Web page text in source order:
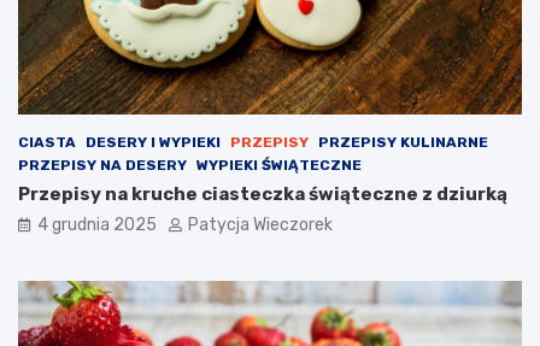
CIASTA DESERY I WYPIEKI PRZEPISY
PRZEPISY KULINARNE
PRZEPISY NA DESERY WYPIEKI ŚWIĄTECZNE
Przepisy na kruche ciasteczka świąteczne z dziurką
4 grudnia 2025 Patycja Wieczorek